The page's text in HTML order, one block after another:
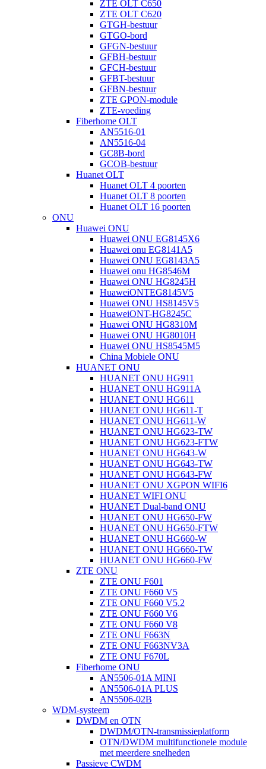
ZTE OLT C650
ZTE OLT C620
GTGH-bestuur
GTGO-bord
GFGN-bestuur
GFBH-bestuur
GFCH-bestuur
GFBT-bestuur
GFBN-bestuur
ZTE GPON-module
ZTE-voeding
Fiberhome OLT
AN5516-01
AN5516-04
GC8B-bord
GCOB-bestuur
Huanet OLT
Huanet OLT 4 poorten
Huanet OLT 8 poorten
Huanet OLT 16 poorten
ONU
Huawei ONU
Huawei ONU EG8145X6
Huawei onu EG8141A5
Huawei ONU EG8143A5
Huawei onu HG8546M
Huawei ONU HG8245H
HuaweiONTEG8145V5
Huawei ONU HS8145V5
HuaweiONT-HG8245C
Huawei ONU HG8310M
Huawei ONU HG8010H
Huawei ONU HS8545M5
China Mobiele ONU
HUANET ONU
HUANET ONU HG911
HUANET ONU HG911A
HUANET ONU HG611
HUANET ONU HG611-T
HUANET ONU HG611-W
HUANET ONU HG623-TW
HUANET ONU HG623-FTW
HUANET ONU HG643-W
HUANET ONU HG643-TW
HUANET ONU HG643-FW
HUANET ONU XGPON WIFI6
HUANET WIFI ONU
HUANET Dual-band ONU
HUANET ONU HG650-FW
HUANET ONU HG650-FTW
HUANET ONU HG660-W
HUANET ONU HG660-TW
HUANET ONU HG660-FW
ZTE ONU
ZTE ONU F601
ZTE ONU F660 V5
ZTE ONU F660 V5.2
ZTE ONU F660 V6
ZTE ONU F660 V8
ZTE ONU F663N
ZTE ONU F663NV3A
ZTE ONU F670L
Fiberhome ONU
AN5506-01A MINI
AN5506-01A PLUS
AN5506-02B
WDM-systeem
DWDM en OTN
DWDM/OTN-transmissieplatform
OTN/DWDM multifunctionele module
met meerdere snelheden
Passieve CWDM